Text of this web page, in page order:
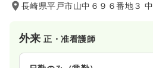
長崎県平戸市山中６９６番地３
外来正・准看護師